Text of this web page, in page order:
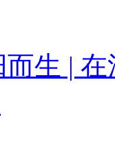
生 |